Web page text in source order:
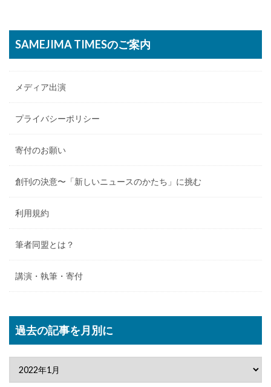
SAMEJIMA TIMESのご案内
メディア出演
プライバシーポリシー
寄付のお願い
創刊の決意〜「新しいニュースのかたち」に挑む
利用規約
筆者同盟とは？
講演・執筆・寄付
過去の記事を月別に